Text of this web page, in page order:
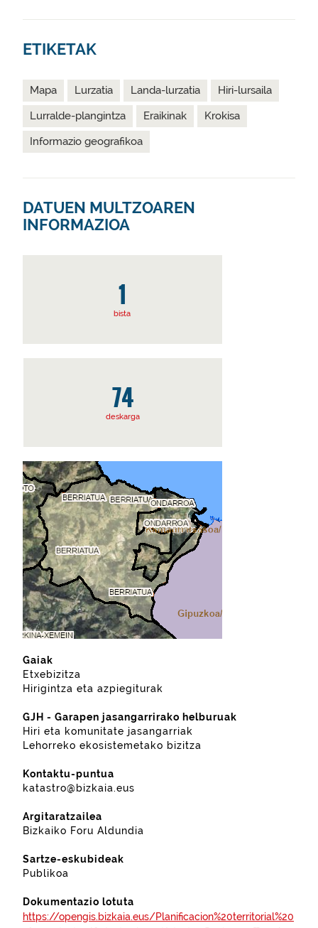
ETIKETAK
Mapa Lurzatia Landa-lurzatia
Hiri-lursaila
Lurralde-plangintza
Eraikinak
Krokisa
Informazio geografikoa
DATUEN MULTZOAREN
INFORMAZIOA
1
bista
74
deskarga
Gaiak
Etxebizitza
Hirigintza eta azpiegiturak
GJH - Garapen jasangarrirako helburuak
Hiri eta komunitate jasangarriak
Lehorreko ekosistemetako bizitza
Kontaktu-puntua
katastro@bizkaia.eus
Argitaratzailea
Bizkaiko Foru Aldundia
Sartze-eskubideak
Publikoa
Dokumentazio lotuta
https://opengis.bizkaia.eus/Planificacion%20territorial%20